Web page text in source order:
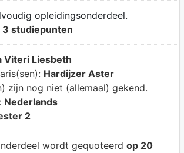
opleidingsonderdeel.
3 studiepunten
Viteri Liesbeth
Hardijzer Aster
zijn nog niet (allemaal) gekend.
Nederlands
2
wordt gequoteerd op 20